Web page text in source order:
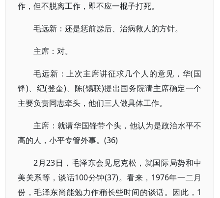
作，但不脱离工作，即不应一棍子打死。
毛远新：还是惩前毖后、治病救人的方针。
主席：对。
毛远新：上次主席讲征求几个人的意见，华(国
锋)、纪(登奎)、陈(锡联)提出国务院请主席确定一个
主要负责同志牵头，他们三人做具体工作。
主席：就请华国锋带个头，他认为是政治水平不
高的人，小平专管外事。(36)
2月23日，毛泽东会见尼克松，就国际局势和中
美关系等，谈话100分钟(37)。看来，1976年一二月
份，毛泽东尚能勉力作稍长些时间的谈话。因此，1